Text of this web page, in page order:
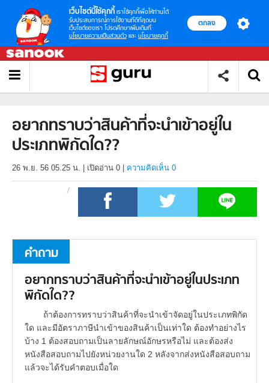
เว็บไซต์นี้ใช้คุกกี้ เราใช้คุกกี้เพื่อให้ท่านได้
รับประสบการณ์การใช้งานที่ดีที่สุดบน
เว็บไซต์ของเรา โปรดศึกษาเพิ่มเติมที่
นโยบายความเป็นส่วนตัว และ นโยบายคุกกี้
ตกลง
อยากทราบว่าสินค้าที่จะนำเข้าอยู่ใน
ประเภทพิกัดใด??
26 พ.ย. 56 05.25 น. เปิดอ่าน 0 ความคิดเห็น 0
คำถาม
อยากทราบว่าสินค้าที่จะนำเข้าอยู่ในประเภท
พิกัดใด??
ถ้าต้องการทราบว่าสินค้าที่จะนำเข้าจัดอยู่ในประเภทพิกัด
ใด และมีอัตราภาษีนำเข้าของสินค้าเป็นเท่าใด ต้องทำอย่างไร
บ้าง 1 ต้องสอบถามเป็นลายลักษณ์อักษรหรือไม่ และต้องส่ง
หนังสือสอบถามไปยังหน่วยงานใด 2 หลังจากส่งหนังสือสอบถาม
แล้วจะได้รับคำตอบเมื่อใด